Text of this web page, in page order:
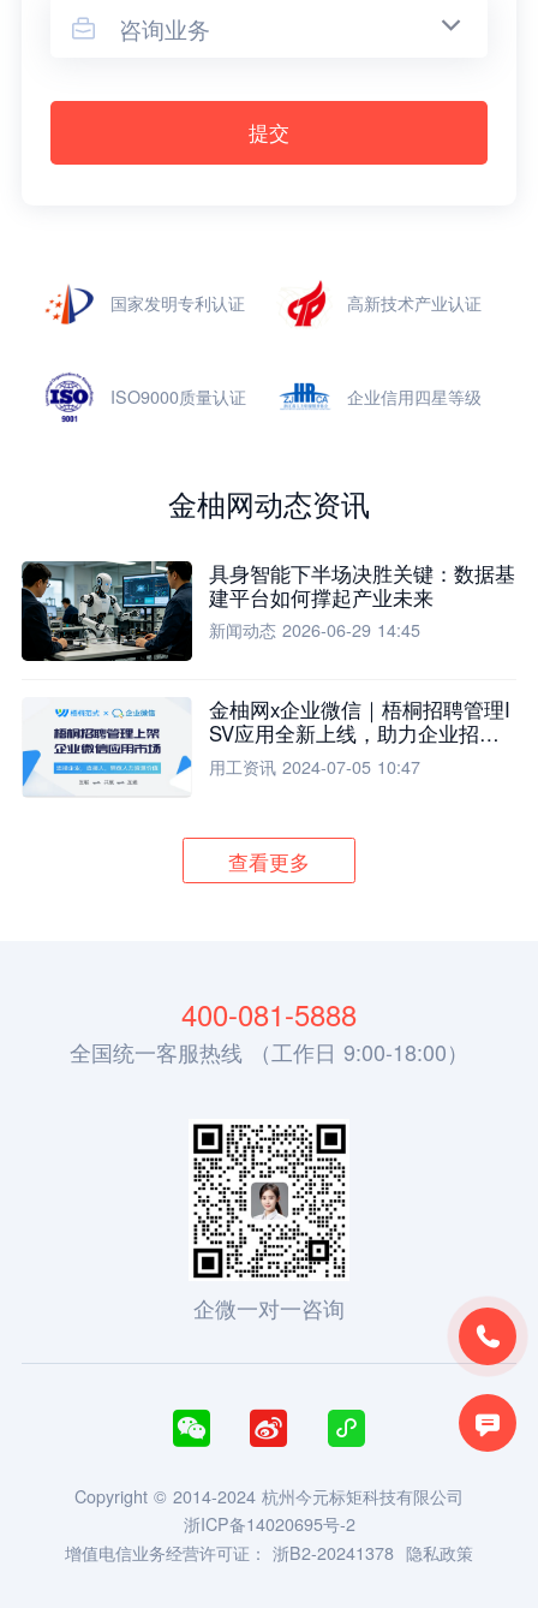
 咨询业务
提交
国家发明专利认证 高新技术产业认证
ISO9000质量认证 企业信用四星等级
金柚网动态资讯
具身智能下半场决胜关键：数据基
建平台如何撑起产业未来
新闻动态 2026-06-29 14:45
金柚网x企业微信｜梧桐招聘管理I
SV应用全新上线，助力企业招聘
流程全面升级
用工资讯 2024-07-05 10:47
查看更多


400-081-5888
全国统一客服热线 （工作日 9:00-18:00）
企微一对一咨询
  
Copyright © 2014-2024 杭州今元标矩科技有限公司
浙ICP备14020695号-2
增值电信业务经营许可证： 浙B2-20241378 隐私政策